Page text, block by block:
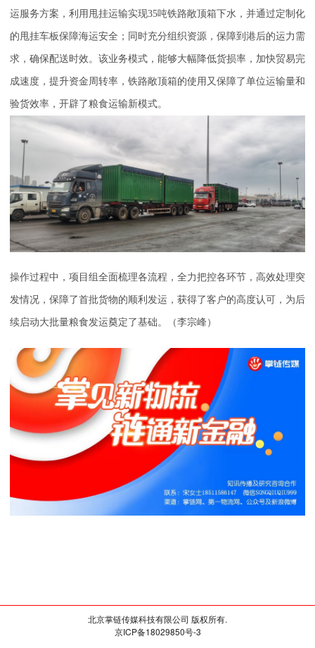
运服务方案，利用甩挂运输实现35吨铁路敞顶箱下水，并通过定制化
的甩挂车板保障海运安全；同时充分组织资源，保障到港后的运力需
求，确保配送时效。该业务模式，能够大幅降低货损率，加快贸易完
成速度，提升资金周转率，铁路敞顶箱的使用又保障了单位运输量和
验货效率，开辟了粮食运输新模式。
操作过程中，项目组全面梳理各流程，全力把控各环节，高效处理突
发情况，保障了首批货物的顺利发运，获得了客户的高度认可，为后
续启动大批量粮食发运奠定了基础。（李宗峰）
北京掌链传媒科技有限公司 版权所有.
京ICP备18029850号-3